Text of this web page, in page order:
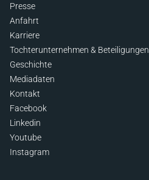
Presse
Anfahrt
Karriere
Tochterunternehmen & Beteiligungen
Geschichte
Mediadaten
Kontakt
Facebook
Linkedin
Youtube
Instagram